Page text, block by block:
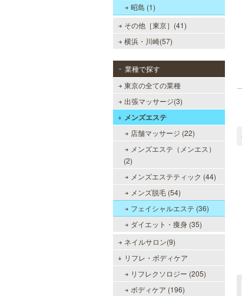
昭島 (1)
その他［東京］(41)
横浜・川崎(57)
業種で探す
東京の全ての業種
出張マッサージ(3)
メンズエステ
店舗マッサージ (22)
メンズエステ（メンエス）
(2)
メンズエステティック (44)
メンズ脱毛 (54)
フェイシャルエステ (36)
ダイエット・痩身 (35)
ネイルサロン(9)
リフレ・ボディケア
リフレクソロジー (205)
ボディケア (196)